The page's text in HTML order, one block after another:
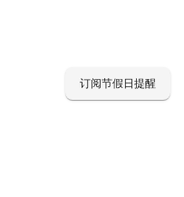
订阅节假日提醒